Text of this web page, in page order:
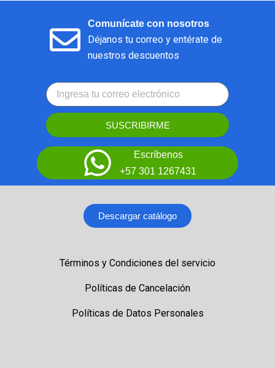
Comunícate con nosotros
Déjanos tu correo y entérate de
nuestros descuentos
SUSCRIBIRME
Escríbenos
+57 301 1267431
Descargar catálogo
Términos y Condiciones del servicio
Políticas de Cancelación
Políticas de Datos Personales